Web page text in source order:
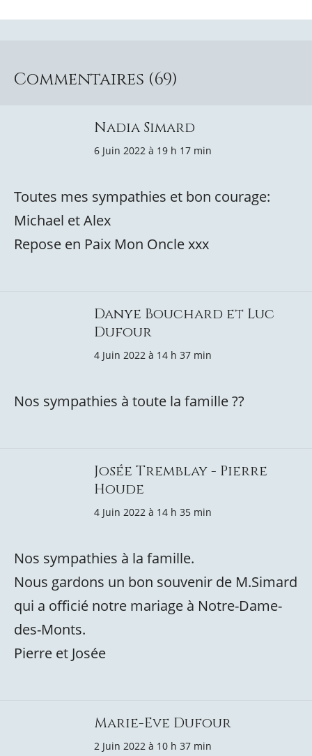
Commentaires (69)
Nadia Simard
6 Juin 2022 à 19 h 17 min
Toutes mes sympathies et bon courage:
Michael et Alex
Repose en Paix Mon Oncle xxx
Danye Bouchard et Luc
Dufour
4 Juin 2022 à 14 h 37 min
Nos sympathies à toute la famille ??
Josée Tremblay - Pierre
Houde
4 Juin 2022 à 14 h 35 min
Nos sympathies à la famille.
Nous gardons un bon souvenir de M.Simard
qui a officié notre mariage à Notre-Dame-
des-Monts.
Pierre et Josée
Marie-Eve Dufour
2 Juin 2022 à 10 h 37 min